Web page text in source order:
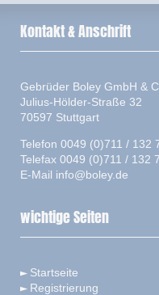
Kontakt & Anschrift
Gebrüder Boley GmbH &
Julius-Hölder-Straße 32
70597 Stuttgart
Telefon 0049 (0)711 / 132
Telefax 0049 (0)711 / 132
E-Mail info@boley.de
wichtige Seiten
Startseite
Registrierung